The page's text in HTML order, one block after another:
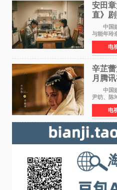
安田
直》
婚前
中国娱
与能年玲
照，该片
闭症谱
结婚的妹
电
辛芷
月腾
中国娱
尹昉、陈
预计8月
力派演员
注。 《
电